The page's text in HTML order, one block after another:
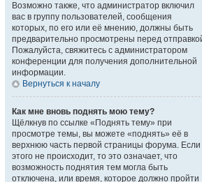
Возможно также, что администратор включил
вас в группу пользователей, сообщения
которых, по его или её мнению, должны быть
предварительно просмотрены перед
Пожалуйста, свяжитесь с администратором
конференции для получения дополнительной
информации.
Вернуться к началу
Как мне вновь поднять мою тему?
Щёлкнув по ссылке «Поднять тему» при
просмотре темы, вы можете «поднять» её в
верхнюю часть первой страницы форума. Если
этого не происходит, то это означает, что
возможность поднятия тем могла быть
отключена, или время, которое должно пройти